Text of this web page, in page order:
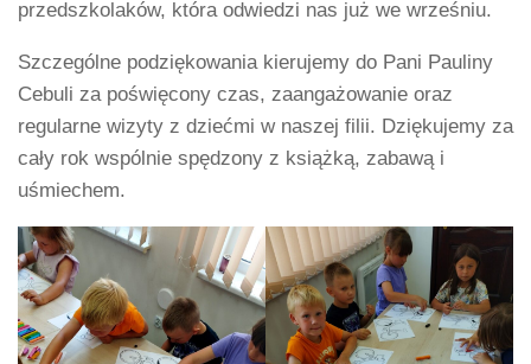
przedszkolaków, która odwiedzi nas już we wrześniu.
Szczególne podziękowania kierujemy do Pani Pauliny
Cebuli za poświęcony czas, zaangażowanie oraz
regularne wizyty z dziećmi w naszej filii. Dziękujemy za
cały rok wspólnie spędzony z książką, zabawą i
uśmiechem.